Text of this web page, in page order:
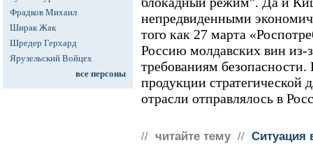
Фрадков Михаил
Ширак Жак
Шредер Герхард
Ярузельский Войцех
все персоны
непредвиденными
того как 27 марта
Россию молдавских вин из-
требованиям
продукции стратегической
отрасли отправлялось в
// читайте тему // Ситуация